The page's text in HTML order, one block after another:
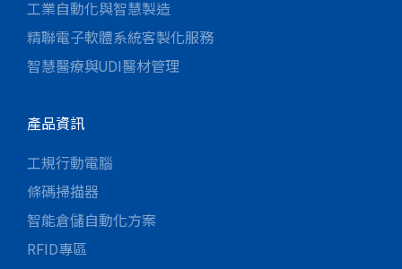
工業自動化與智慧製造
精聯電子軟體系統客製化服務
智慧醫療與UDI醫材管理
產品資訊
工規行動電腦
條碼掃描器
智能倉儲自動化方案
RFID專區